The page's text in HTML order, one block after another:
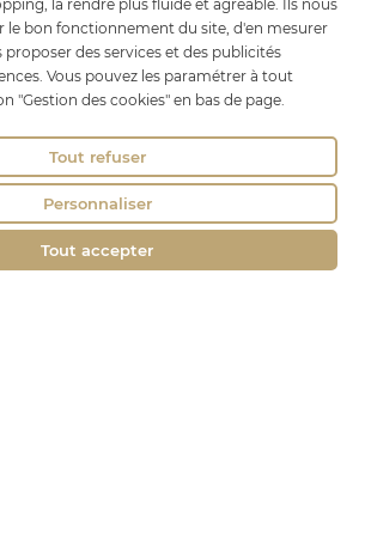
la rendre plus fluide et agréable. Ils nous
le bon fonctionnement du site, d'en mesurer
proposer des services et des publicités
Vous pouvez les paramétrer à tout
"Gestion des cookies" en bas de page.
Tout accepter
Tout refuser
Personnaliser
lechatbo.fr